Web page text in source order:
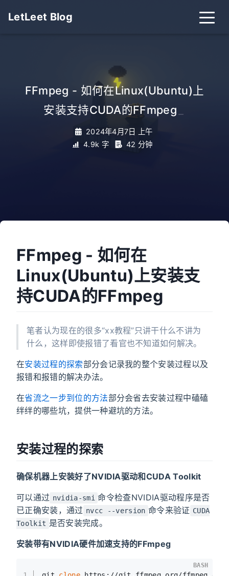
LetLeet Blog
FFmpeg - 如何在Linux(Ubuntu)上
安装支持CUDA的FFmpeg
2024年4月7日 上午
4.9k 字
42 分钟
FFmpeg - 如何在
Linux(Ubuntu)上安装支
持CUDA的FFmpeg
笔者认为现在的很多“xx教程”只讲干什么不讲为
什么，这样即使报错了看官也不知道如何解决。
在安装过程的探索部分会记录我的整个安装过程以及
报错和报错的解决办法。
在省流之一步到位的方法部分会省去安装过程中磕磕
绊绊的哪些坑，提供一种避坑的方法。
安装过程的探索
确保机器上安装好了NVIDIA驱动和CUDA Toolkit
可以通过 nvidia-smi 命令检查NVIDIA驱动程序是否
已正确安装，通过 nvcc --version 命令来验证 CUDA
Toolkit 是否安装完成。
安装带有NVIDIA硬件加速支持的FFmpeg
BASH